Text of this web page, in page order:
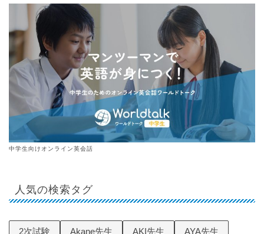
中学生向けオンライン英会話
人気の検索タグ
2次試験 Akane先生 AKI先生 AYA先生